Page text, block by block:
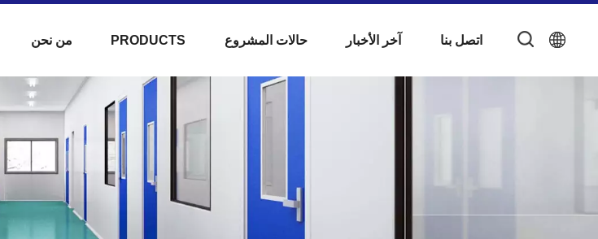
من نحن PRODUCTS حالات المشروع آخر الأخبار اتصل بنا